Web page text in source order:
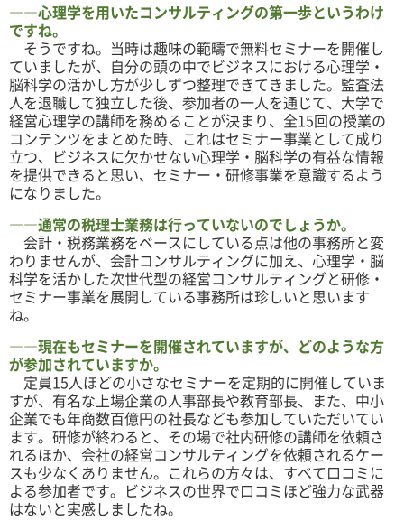
――心理学を用いたコンサルティングの第一歩というわけ
ですね。
そうですね。当時は趣味の範疇で無料セミナーを開催し
ていましたが、自分の頭の中でビジネスにおける心理学・
脳科学の活かし方が少しずつ整理できてきました。監査法
人を退職して独立した後、参加者の一人を通じて、大学で
経営心理学の講師を務めることが決まり、全15回の授業の
コンテンツをまとめた時、これはセミナー事業として成り
立つ、ビジネスに欠かせない心理学・脳科学の有益な情報
を提供できると思い、セミナー・研修事業を意識するよう
になりました。
――通常の税理士業務は行っていないのでしょうか。
会計・税務業務をベースにしている点は他の事務所と変
わりませんが、会計コンサルティングに加え、心理学・脳
科学を活かした次世代型の経営コンサルティングと研修・
セミナー事業を展開している事務所は珍しいと思います
ね。
――現在もセミナーを開催されていますが、どのような方
が参加されていますか。
定員15人ほどの小さなセミナーを定期的に開催していま
すが、有名な上場企業の人事部長や教育部長、また、中小
企業でも年商数百億円の社長なども参加していただいてい
ます。研修が終わると、その場で社内研修の講師を依頼さ
れるほか、会社の経営コンサルティングを依頼されるケー
スも少なくありません。これらの方々は、すべて口コミに
よる参加者です。ビジネスの世界で口コミほど強力な武器
はないと実感しましたね。